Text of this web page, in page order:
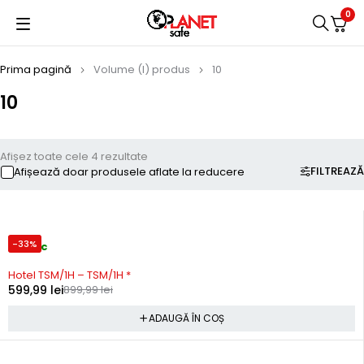
0
10
Prima pagină Volume (l) produs 10
FILTREAZĂ
Afișez toate cele 4 rezultate
Afișează doar produsele aflate la reducere
-33%
In stoc
Hotel TSM/1H – TSM/1H *
899,99lei
599,99 lei
ADAUGĂ ÎN COȘ